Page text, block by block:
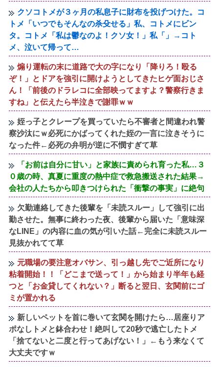
クソコトメが３ヶ月の私息子に財布を投げつけた。コ
トメ「いつでもそんなの杀殳せる」私、コトメにビン
タ。コトメ「私は鬱なのよ！クソ女！」私「」→コト
メ、泣いて帰って…
煽り運転の末に道路で大の字になり「降りろ！殴る
ぞ！」とドアを強引に開けようとしてきたヒゲ面おじさ
ん！「前後のドラレコに全部映ってますよ？警察行きま
すね」と伝えたら半泣きで謝罪ｗｗ
姪っ子とクレープを買っていたら不審者と間違われ警
察沙汰にｗ必死にかばってくれた姪の一言に泣きそうに
なった件←必死の弁明が逆に不憫すぎて草
「お前は自分に甘い」と家族に責められ育った私…３
０歳の時、真夏に重度の熱中症で救急搬送された結果→
会社の人たちから叩きつけられた「衝撃の事実」に絶句
欠勤連絡してきた後輩を「未読スルー」して強引に出
勤させた。無事に終わった夜、後輩から届いた「意味深
なLINE」の内容に血の気が引いた話←完全に未読スルー
見抜かれてて草
元職場の要注意オバサン、引っ越し先でご近所になり
粘着開始！！「どこまで送って！」から始まり半年も経
つと「お金貸してくれない？」断ると翌日、玄関前にゴ
ミが置かれる
新しいペットを首に巻いて玄関を開けたら…居座りア
ポなしトメと鉢合わせ！絶叫して20秒で逃亡したトメ
「捨てないと二度と行ってあげない！」←もう来なくて
大丈夫ですｗ